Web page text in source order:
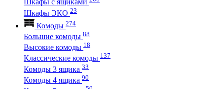
Шкафы с ящиками
Шкафы ЭКО 23
Комоды 274
Большие комоды 88
Высокие комоды 18
Классические комоды 137
Комоды 3 ящика 33
Комоды 4 ящика 90